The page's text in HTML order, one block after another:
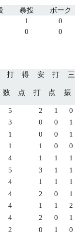
暴投 ボーク
1 0
0 0
打
数
得
点
安
打
打
点
三
振
5 2 1 0
3 0 0 1
1 0 0 1
1 1 0 0
4 1 1 1
5 3 1 1
4 1 1 1
4 2 0 1
4 1 1 2
4 2 0 1
2 0 1 0